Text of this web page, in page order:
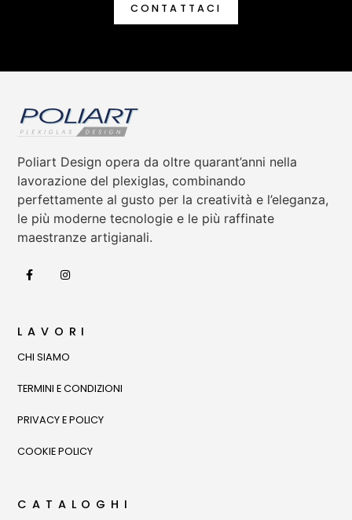
CONTATTACI
Poliart Design opera da oltre quarant’anni nella
lavorazione del plexiglas, combinando
perfettamente al gusto per la creatività e l’eleganza,
le più moderne tecnologie e le più raffinate
maestranze artigianali.
LAVORI
CHI SIAMO
TERMINI E CONDIZIONI
PRIVACY E POLICY
COOKIE POLICY
CATALOGHI